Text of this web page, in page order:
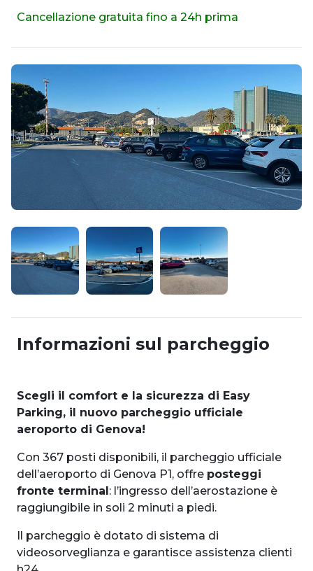
Cancellazione gratuita fino a 24h prima
Informazioni sul parcheggio
Scegli il comfort e la sicurezza di Easy
Parking, il nuovo parcheggio ufficiale
aeroporto di Genova!
Con 367 posti disponibili, il parcheggio ufficiale
dell’aeroporto di Genova P1, offre posteggi
fronte terminal: l’ingresso dell’aerostazione è
raggiungibile in soli 2 minuti a piedi.
Il parcheggio è dotato di sistema di
videosorveglianza e garantisce assistenza clienti